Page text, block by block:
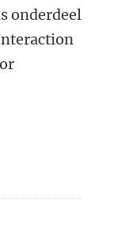
onderdeel